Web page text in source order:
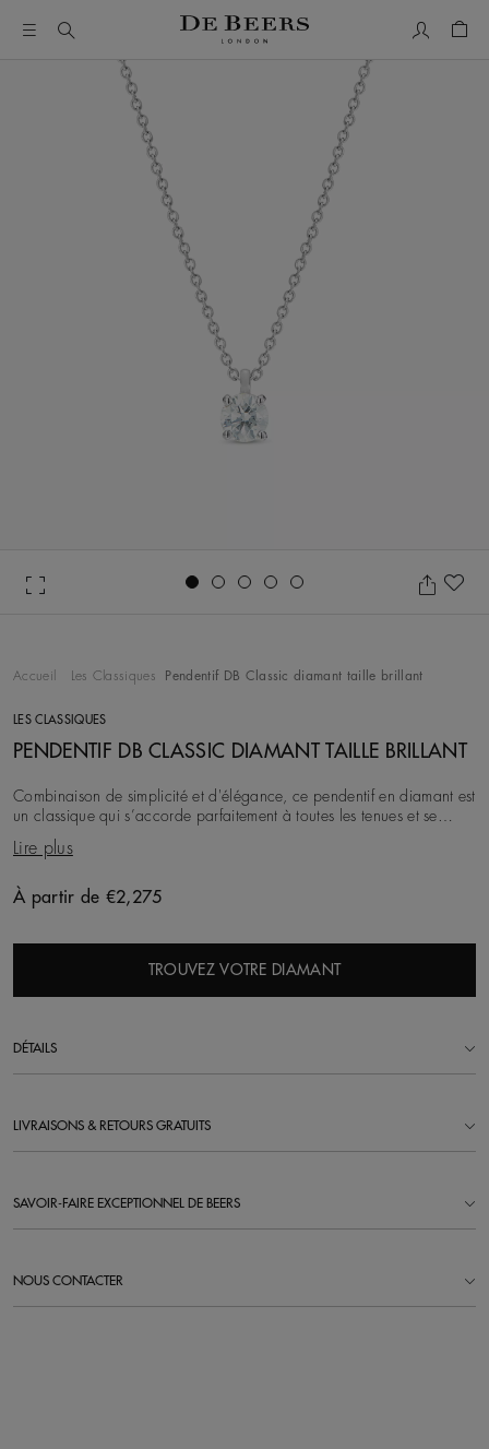
Il s’agit d’un carrousel avec une grande image et une piste
Accueil Les Classiques Pendentif DB Classic diamant taille brillant
LES CLASSIQUES
PENDENTIF DB CLASSIC DIAMANT TAILLE BRILLANT
Combinaison de simplicité et d'élégance, ce pendentif en diamant est
un classique qui s’accorde parfaitement à toutes les tenues et se
Lire plus
Original price
À partir de €2,275
TROUVEZ VOTRE DIAMANT
DÉTAILS
LIVRAISONS & RETOURS GRATUITS
SAVOIR-FAIRE EXCEPTIONNEL DE BEERS
NOUS CONTACTER